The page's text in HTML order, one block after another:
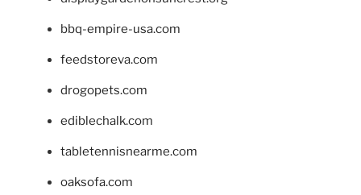
bbq-empire-usa.com
feedstoreva.com
drogopets.com
ediblechalk.com
tabletennisnearme.com
oaksofa.com